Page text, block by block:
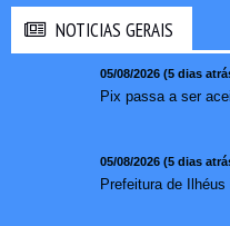
NOTICIAS GERAIS
05/08/2026 (5 dias
05/08/2026 (5 dias